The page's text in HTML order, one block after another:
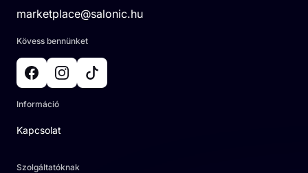
marketplace@salonic.hu
Kövess bennünket
Információ
Kapcsolat
Szolgáltatóknak